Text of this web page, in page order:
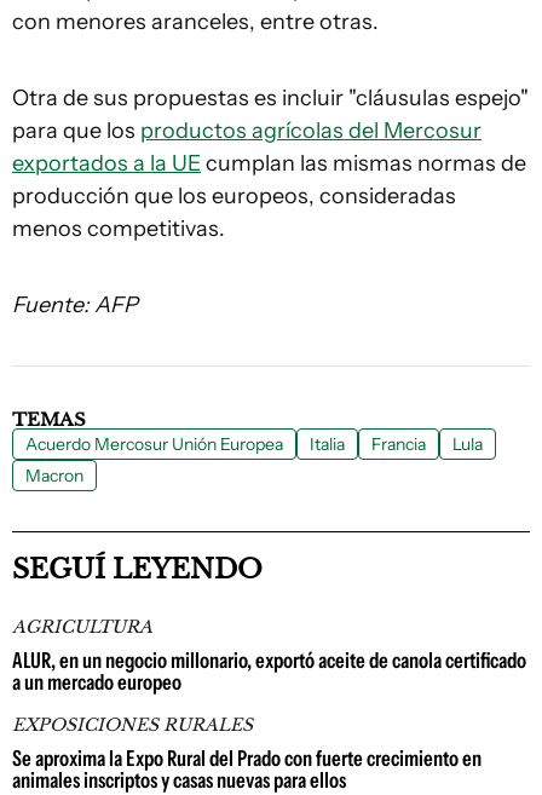
con menores aranceles, entre otras.
Otra de sus propuestas es incluir "cláusulas espejo"
para que los productos agrícolas del Mercosur
exportados a la UEcumplan las mismas normas de
producción que los europeos, consideradas
menos competitivas.
Fuente: AFP
TEMAS
Acuerdo Mercosur Unión Europea Italia Francia
Lula
Macron
SEGUÍ LEYENDO
AGRICULTURA
ALUR, en un negocio millonario, exportó aceite de canola certificado
a un mercado europeo
EXPOSICIONES RURALES
Se aproxima la Expo Rural del Prado con fuerte crecimiento en
animales inscriptos y casas nuevas para ellos